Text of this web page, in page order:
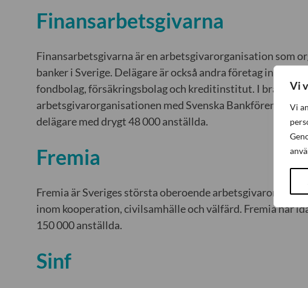
Vi
Vi
Finansarbetsgivarna
Finansarbetsgivarna är en arbetsgivarorganisation som
banker i Sverige. Delägare är också andra företag inom
fondbolag, försäkringsbolag och kreditinstitut. I
arbetsgivarorganisationen med Svenska
delägare med drygt 48 000 anställda.
Fremia
Fremia är Sveriges största oberoende
inom kooperation, civilsamhälle och välfärd. Fremia har
150 000 anställda.
Sinf